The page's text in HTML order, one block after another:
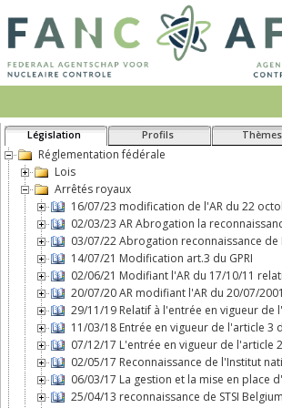
Législation Profils Thèmes
Réglementation fédérale
Lois
Arrêtés royaux
16/07/23 modification de l'AR du 22
02/03/23 AR Abrogation la
03/07/22 Abrogation reconnaissance
14/07/21 Modification art.3 du GPRI
02/06/21 Modifiant l'AR du 17/10/11
20/07/20 AR modifiant l'AR du 20/07/
29/11/19 Relatif à l'entrée en vigueur
11/03/18 Entrée en vigueur de l'article
07/12/17 L'entrée en vigueur de l'article
02/05/17 Reconnaissance de l'Institut
06/03/17 La gestion et la mise en place
25/04/13 reconnaissance de STSI